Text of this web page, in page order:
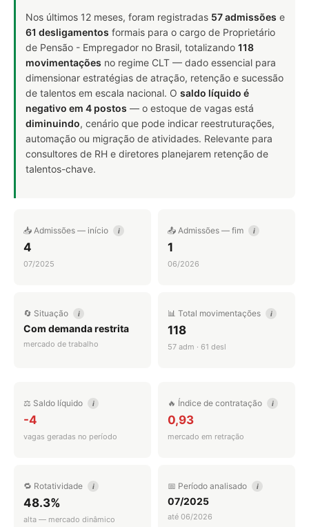
Nos últimos 12 meses, foram registradas 57 admissões e
61 desligamentos formais para o cargo de Proprietário
de Pensão - Empregador no Brasil, totalizando 118
movimentações no regime CLT — dado essencial para
dimensionar estratégias de atração, retenção e sucessão
de talentos em escala nacional. O saldo líquido é
negativo em 4 postos — o estoque de vagas está
diminuindo, cenário que pode indicar reestruturações,
automação ou migração de atividades. Relevante para
consultores de RH e diretores planejarem retenção de
talentos-chave.
📥 Admissões — início i
4
07/2025
📤 Admissões — fim i
1
06/2026
🔄 Situação i
Com demanda restrita
mercado de trabalho
📊 Total movimentações i
118
57 adm · 61 desl
⚖️ Saldo líquido i
-4
vagas geradas no período
🔥 Índice de contratação i
0,93
mercado em retração
🔁 Rotatividade i
48.3%
alta — mercado dinâmico
📅 Período analisado i
07/2025
até 06/2026